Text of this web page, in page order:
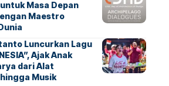
Masa Depan
Maestro
Luncurkan Lagu
Ajak Anak
dari Alat
Musik